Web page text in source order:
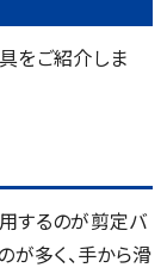
をご紹介しま
するのが剪定バ
が多く、手から滑